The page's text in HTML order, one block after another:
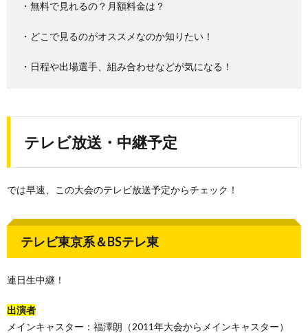
・無料で見れるの？月額料金は？
・どこで見るのがオススメなのか知りたい！
・日程や出場選手、組み合わせなどが気になる！
テレビ放送・中継予定
では早速、この大会のテレビ放送予定からチェック！
テレビ東京系＆BSテレ東
連日生中継！
出演者
メインキャスター：福澤朗（2011年大会からメインキャスター）